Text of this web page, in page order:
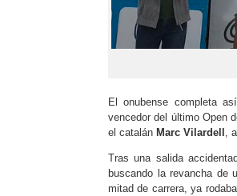
El onubense completa
vencedor del último Open
el catalán Marc Vilardell ,
Tras una salida
buscando la revancha de
mitad de carrera, ya